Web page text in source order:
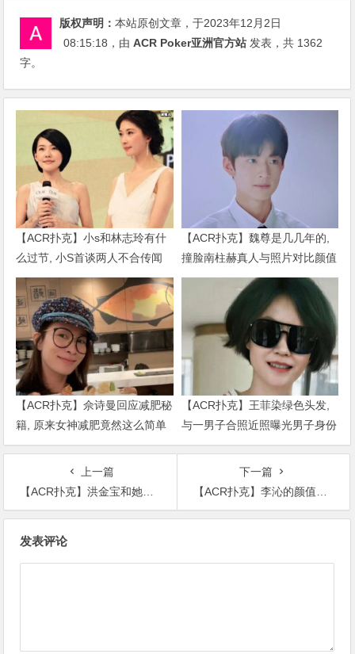
版权声明：本站原创文章，于2023年12月2日
08:15:18 ，由ACR Poker亚洲官方站 发表，共 1362
字。
【ACR扑克】小s和林志玲有什
么过节, 小S首谈两人不合传闻
说了什么
【ACR扑克】魏尊是几几年的,
撞脸南柱赫真人与照片对比颜值
被质疑
【ACR扑克】佘诗曼回应减肥秘
籍, 原来女神减肥竟然这么简单
【ACR扑克】王菲染绿色头发,
与一男子合照近照曝光男子身份
被扒出
上一篇
【ACR扑克】洪金宝和她相爱十四年，却因徒弟高丽虹而放弃前妻她有多美？
下一篇
【ACR扑克】李沁的颜值遭质疑被女帝抢镜，众网友吐槽颜值翻车
发表评论